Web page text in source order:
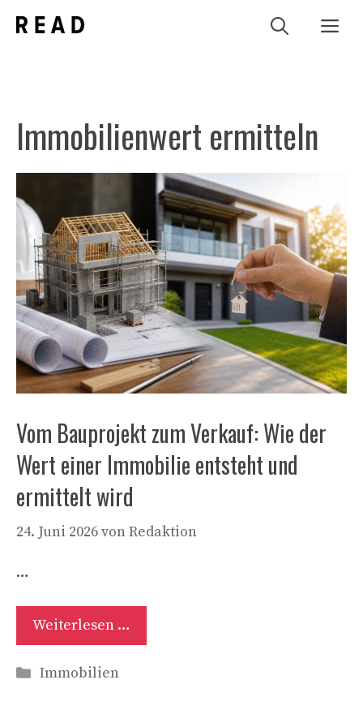
Inhalt
Immobilienwert ermitteln
Vom Bauprojekt zum Verkauf: Wie der
Wert einer Immobilie entsteht und
ermittelt wird
24. Juni 2026vonRedaktion
…
Weiterlesen …
Kategorien
Immobilien